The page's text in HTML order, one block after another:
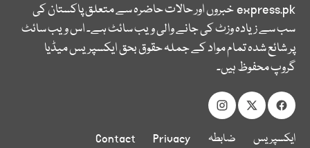
express.pkخبروں اور حالات حاضرہ سے متعلق پاکستان کی
سب سے زیادہ وزٹ کی جانے والی ویب سائٹ ہے۔ اس ویب سائٹ
پر شائع شدہ تمام مواد کے جملہ حقوق بحق ایکسپریس میڈیا
گروپ محفوظ ہیں۔
ایکسپریس ضابطہ Privacy
Contact